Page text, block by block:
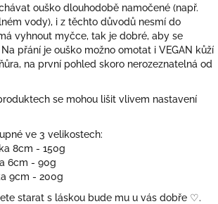
ouško dlouhodobě namočené (např.
vody), i z těchto důvodů nesmí do
vyhnout myčce, tak je dobré, aby se
přání je ouško možno omotat i VEGAN kůží
na první pohled skoro nerozeznatelná od
se mohou lišit vlivem nastavení
ve 3 velikostech:
8cm - 150g
6cm - 90g
9cm - 200g
starat s láskou bude mu u vás dobře ♡.